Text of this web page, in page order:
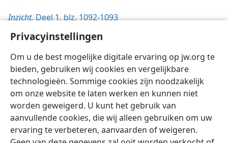
Privacyinstellingen
Om u de best mogelijke digitale ervaring op jw.org te
bieden, gebruiken wij cookies en vergelijkbare
technologieën. Sommige cookies zijn noodzakelijk
om onze website te laten werken en kunnen niet
worden geweigerd. U kunt het gebruik van
aanvullende cookies, die wij alleen gebruiken om uw
ervaring te verbeteren, aanvaarden of weigeren.
Inzicht,Deel 1,blz. 1092-1093
De Wachttoren,
15/7/1986, blz. 15-16
Nederlands Instellingen
Copyright © 2026 Watch Tower Bible and Tract Society of Pennsylvania
Gebruiksvoorwaarden Privacybeleid Privacyinstellingen